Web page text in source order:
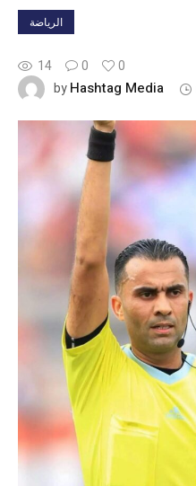
الرياضة
14 0
0
byHashtag Media